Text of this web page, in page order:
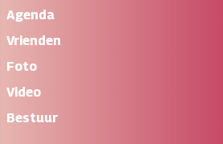
Agenda
Vrienden
Foto
Video
Bestuur